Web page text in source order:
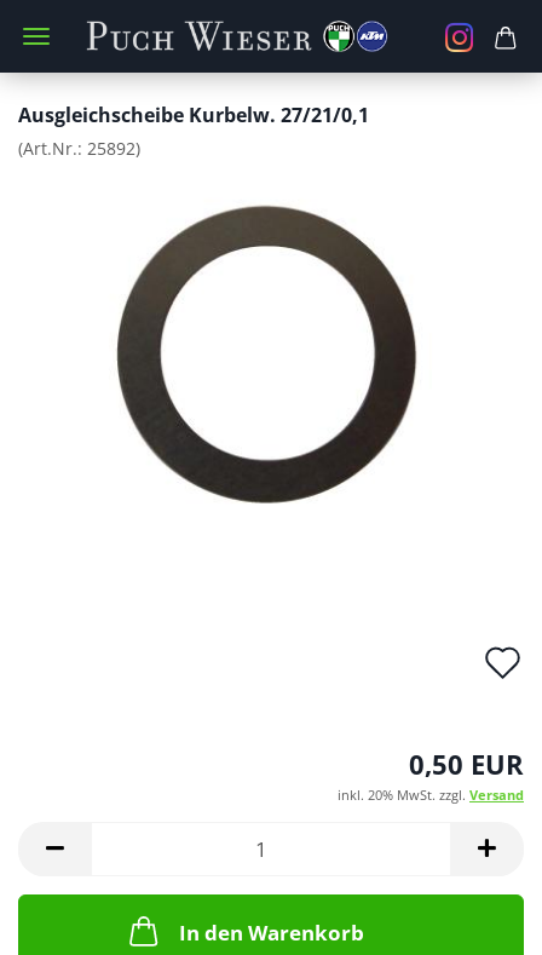
Ausgleichscheibe Kurbelw. 27/21/0,1
(Art.Nr.: 25892)
0,50 EUR
inkl. 20% MwSt. zzgl. Versand
In den Warenkorb